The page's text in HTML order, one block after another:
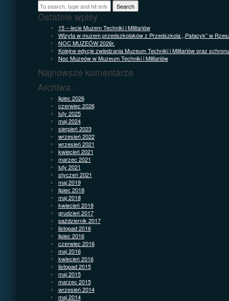
Search
Ostatnie wpisy
15 – lecie Muzem Techniki i Militariów
Wizyta w muzem przedszkolaków z Przedszkola ,,Pałacyk” w
NOC MUZEÓW 2026r.
Kolejne edycje zwiedzania Muzeum Techniki i Militariów oraz
Noc Muzeów w Muzeum Techniki i Militariów
Najnowsze komentarze
Archiwa
lipiec 2026
czerwiec 2026
luty 2025
maj 2024
sierpień 2023
wrzesień 2022
wrzesień 2021
kwiecień 2021
marzec 2021
luty 2021
styczeń 2021
maj 2019
lipiec 2018
maj 2018
kwiecień 2018
grudzień 2017
październik 2017
listopad 2016
lipiec 2016
czerwiec 2016
maj 2016
kwiecień 2016
listopad 2015
maj 2015
marzec 2015
wrzesień 2014
maj 2014